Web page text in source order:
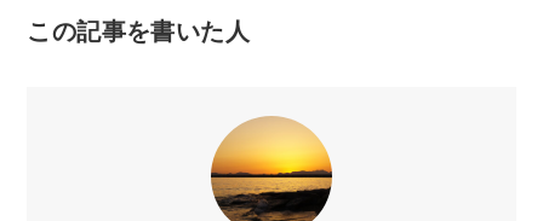
この記事を書いた人